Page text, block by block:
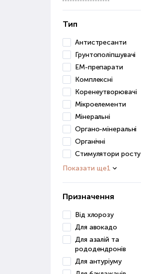
Тип
Антистресанти
Грунтополіпшувачі
ЕМ-препарати
Комплексні
Коренеутворювачі
Мікроелементи
Мінеральні
Органо-мінеральні
Органічні
Стимулятори росту
Показати ще1
Призначення
Від хлорозу
Для авокадо
Для азалій та
рододендронів
Для антуріуму